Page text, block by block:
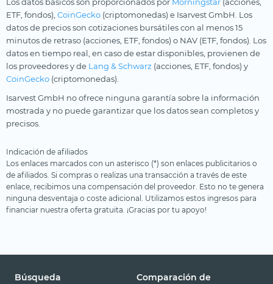
Los datos básicos son proporcionados por Morningstar (acciones,
ETF, fondos), CoinGecko (criptomonedas) e Isarvest GmbH. Los
datos de precios son cotizaciones bursátiles con al menos 15
minutos de retraso (acciones, ETF, fondos) o NAV (ETF, fondos). Los
datos en tiempo real, en caso de estar disponibles, provienen de
los proveedores y de Lang & Schwarz (acciones, ETF, fondos) y
CoinGecko (criptomonedas).
Isarvest GmbH no ofrece ninguna garantía sobre la información
mostrada y no puede garantizar que los datos sean completos y
precisos.
Indicación de afiliados
Los enlaces marcados con un asterisco (*) son enlaces publicitarios o
de afiliados. Si compras o realizas una transacción a través de este
enlace, recibimos una compensación del proveedor. Esto no te genera
ninguna desventaja o coste adicional. Utilizamos estos ingresos para
financiar nuestra oferta gratuita. ¡Gracias por tu apoyo!
Búsqueda
Comparación de